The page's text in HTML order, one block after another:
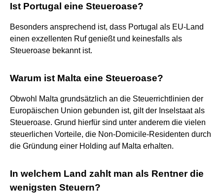
Ist Portugal eine Steueroase?
Besonders ansprechend ist, dass Portugal als EU-Land
einen exzellenten Ruf genießt und keinesfalls als
Steueroase bekannt ist.
Warum ist Malta eine Steueroase?
Obwohl Malta grundsätzlich an die Steuerrichtlinien der
Europäischen Union gebunden ist, gilt der Inselstaat als
Steueroase. Grund hierfür sind unter anderem die vielen
steuerlichen Vorteile, die Non-Domicile-Residenten durch
die Gründung einer Holding auf Malta erhalten.
In welchem Land zahlt man als Rentner die
wenigsten Steuern?